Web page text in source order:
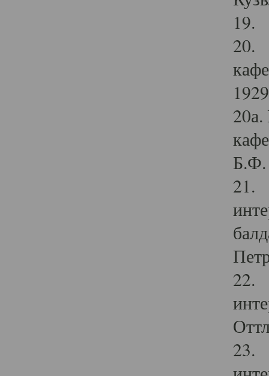
19.
20.
Б.Ф.
21.
22.
23.